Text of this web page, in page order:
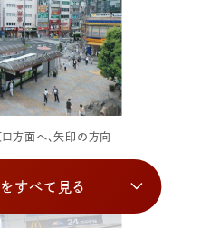
方面へ、矢印の方向
すべて見る